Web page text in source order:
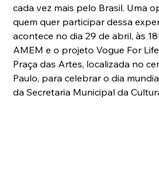
cada vez mais pelo Brasil. Uma
quem quer participar dessa
acontece no dia 29 de abril, às
AMEM e o projeto Vogue For
Praça das Artes, localizada no
Paulo, para celebrar o dia
da Secretaria Municipal da